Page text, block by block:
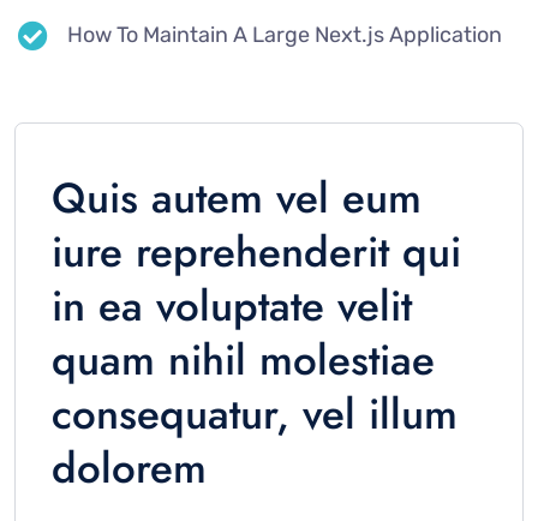
How To Maintain A Large Next.js Application
Quis autem vel eum
iure reprehenderit qui
in ea voluptate velit
quam nihil molestiae
consequatur, vel illum
dolorem